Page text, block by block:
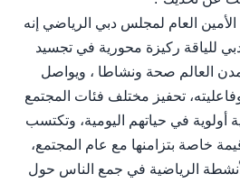
العام لمجلس دبي الرياضي إنه
للياقة ركيزة محورية في تجسيد
العالم صحة ونشاطا ، ويواصل
وفاعليته، تحفيز مختلف فئات المجتمع
أولوية في حياتهم اليومية، وتكتسب
خاصة بتزامنها مع عام المجتمع،
الرياضية في جمع الناس حول